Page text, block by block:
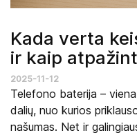
Kada verta
ir kaip
2025-11-12
Telefono baterija –
dalių, nuo kurios
našumas. Net ir